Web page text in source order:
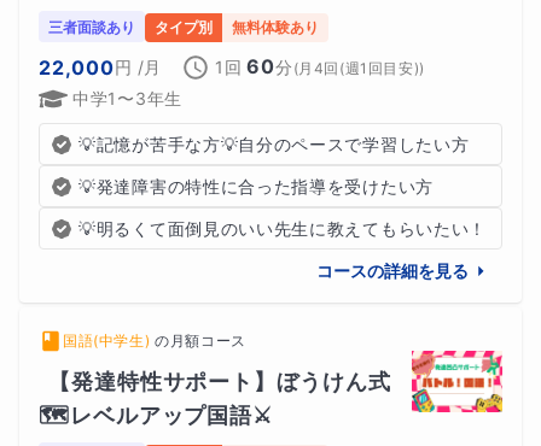
３．まとめ（約５分）
・その日の学習の振り返り
・できたことの確認
「できたこと」に目を向け
で授業を終えます。
三者面談あり タイプ別 無料体験あり
22,000円 /月 1回 60分 (月4回(週1回目安))
中学1〜3年生
‪💡‬記憶が苦手な方💡自分のペースで学習したい方
‪💡‬発達障害の特性に合った指導を受けたい方
‪💡‬明るくて面倒見のいい先生に教えてもらいたい！
コースの詳細を見る
国語(中学生) の 月額コース
【発達特性サポート】ぼうけん式
🗺️レベルアップ国語⚔️